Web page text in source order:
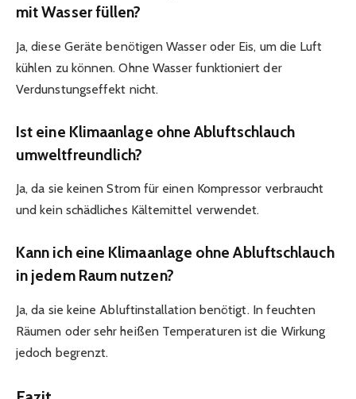
mit Wasser füllen?
Ja, diese Geräte benötigen Wasser oder Eis, um die Luft
kühlen zu können. Ohne Wasser funktioniert der
Verdunstungseffekt nicht.
Ist eine Klimaanlage ohne Abluftschlauch
umweltfreundlich?
Ja, da sie keinen Strom für einen Kompressor verbraucht
und kein schädliches Kältemittel verwendet.
Kann ich eine Klimaanlage ohne Abluftschlauch
in jedem Raum nutzen?
Ja, da sie keine Abluftinstallation benötigt. In feuchten
Räumen oder sehr heißen Temperaturen ist die Wirkung
jedoch begrenzt.